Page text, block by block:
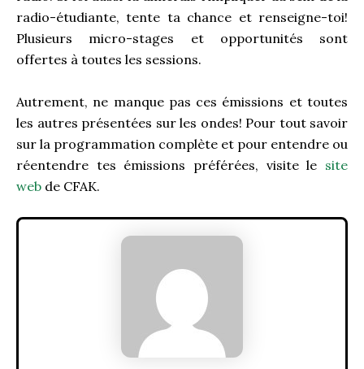
radio-étudiante, tente ta chance et renseigne-toi!
Plusieurs micro-stages et opportunités sont
offertes à toutes les sessions.
Autrement, ne manque pas ces émissions et toutes
les autres présentées sur les ondes! Pour tout savoir
sur la programmation complète et pour entendre ou
réentendre tes émissions préférées, visite le site
web de CFAK.